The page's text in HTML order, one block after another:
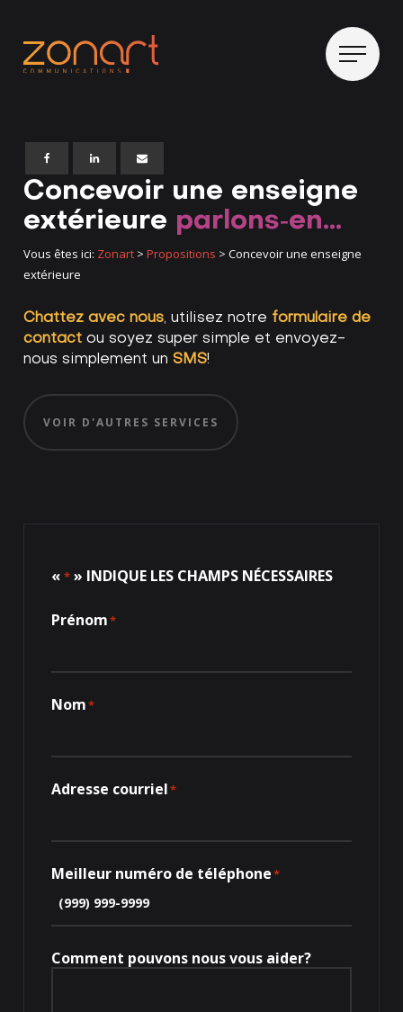
Vous êtes ici: Zonart >Propositions >Concevoir une enseigne
extérieure
Concevoir une enseigne
extérieure parlons‑en…
Chattez avec nous, utilisez notre formulaire de
contact ou soyez super simple et envoyez-
nous simplement unSMS!
VOIR D'AUTRES SERVICES
«* » INDIQUE LES CHAMPS NÉCESSAIRES
Prénom*
Nom*
Adresse courriel*
Meilleur numéro de téléphone*
Comment pouvons nous vous aider?